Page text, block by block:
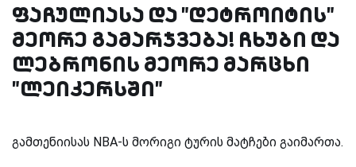
ფაჩულიასა და "დეტროიტის"
მეორე გამარჯვება! ჩხუბი და
ლებრონის მეორე მარცხი
"ლეიკერსში"
გამთენიისას NBA-ს მორიგი ტურის მატჩები გაიმართა.